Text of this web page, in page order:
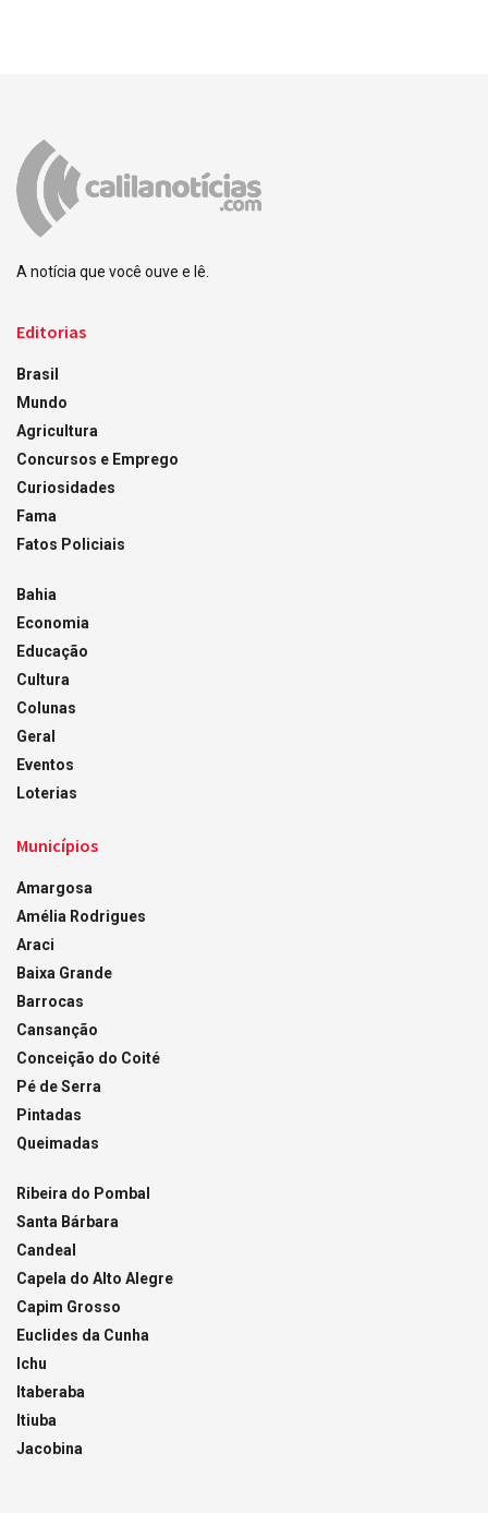
A notícia que você ouve e lê.
Editorias
Brasil
Mundo
Agricultura
Concursos e Emprego
Curiosidades
Fama
Fatos Policiais
Bahia
Economia
Educação
Cultura
Colunas
Geral
Eventos
Loterias
Municípios
Amargosa
Amélia Rodrigues
Araci
Baixa Grande
Barrocas
Cansanção
Conceição do Coité
Pé de Serra
Pintadas
Queimadas
Ribeira do Pombal
Santa Bárbara
Candeal
Capela do Alto Alegre
Capim Grosso
Euclides da Cunha
Ichu
Itaberaba
Itiuba
Jacobina